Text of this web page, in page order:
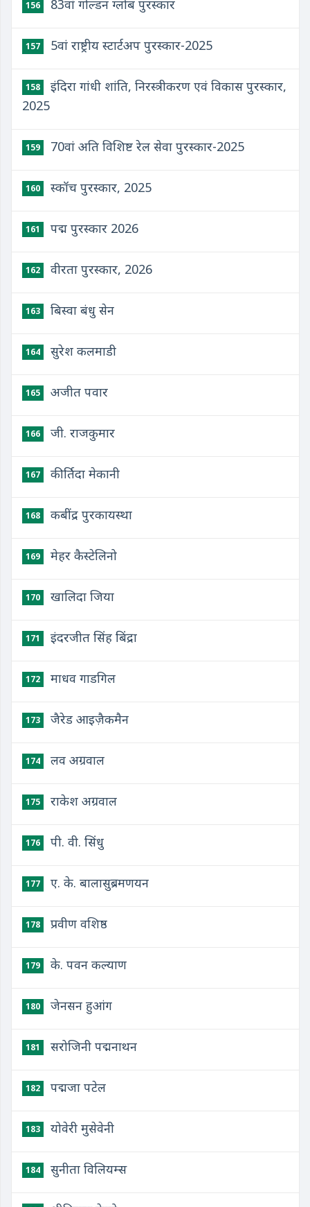
156 83वां गोल्डन ग्लोब पुरस्कार
157 5वां राष्ट्रीय स्टार्टअप पुरस्कार-2025
158
इंदिरा गांधी शांति, निरस्त्रीकरण एवं विकास पुरस्कार,
2025
159 70वां अति विशिष्ट रेल सेवा पुरस्कार-2025
160 स्कॉच पुरस्कार, 2025
161 पद्म पुरस्कार 2026
162 वीरता पुरस्कार, 2026
163 बिस्वा बंधु सेन
164 सुरेश कलमाडी
165 अजीत पवार
166 जी. राजकुमार
167 कीर्तिदा मेकानी
168 कबींद्र पुरकायस्था
169 मेहर कैस्टेलिनो
170 खालिदा जिया
171 इंदरजीत सिंह बिंद्रा
172 माधव गाडगिल
173 जैरेड आइज़ैकमैन
174 लव अग्रवाल
175 राकेश अग्रवाल
176 पी. वी. सिंधु
177 ए. के. बालासुब्रमणयन
178 प्रवीण वशिष्ठ
179 के. पवन कल्याण
180 जेनसन हुआंग
181 सरोजिनी पद्मनाथन
182 पद्मजा पटेल
183 योवेरी मुसेवेनी
184 सुनीता विलियम्स